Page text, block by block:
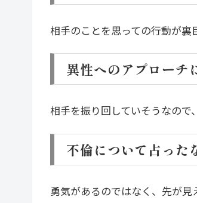
相手のことを思っての行動が裏
異性へのアプローチ
相手を振り回していそうなので
不倫について占った
勇気があるのではなく、先が見